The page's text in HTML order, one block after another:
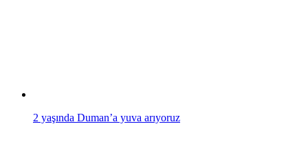
2 yaşında Duman’a yuva arıyoruz